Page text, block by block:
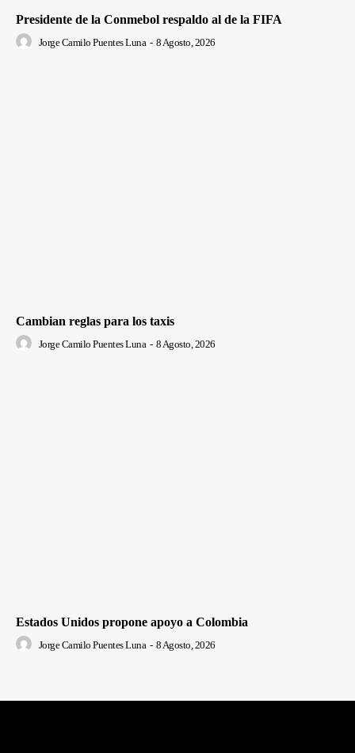
Presidente de la Conmebol respaldo al de la FIFA
Jorge Camilo Puentes Luna - 8 Agosto, 2026
Cambian reglas para los taxis
Jorge Camilo Puentes Luna - 8 Agosto, 2026
Estados Unidos propone apoyo a Colombia
Jorge Camilo Puentes Luna - 8 Agosto, 2026